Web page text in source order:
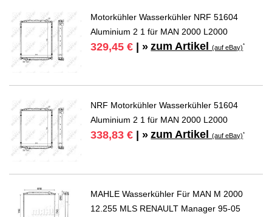
Motorkühler Wasserkühler NRF 51604
Aluminium 2 1 für MAN 2000 L2000
329,45 € | » zum Artikel(auf eBay)*
NRF Motorkühler Wasserkühler 51604
Aluminium 2 1 für MAN 2000 L2000
338,83 € | » zum Artikel(auf eBay)*
MAHLE Wasserkühler Für MAN M 2000
12.255 MLS RENAULT Manager 95-05